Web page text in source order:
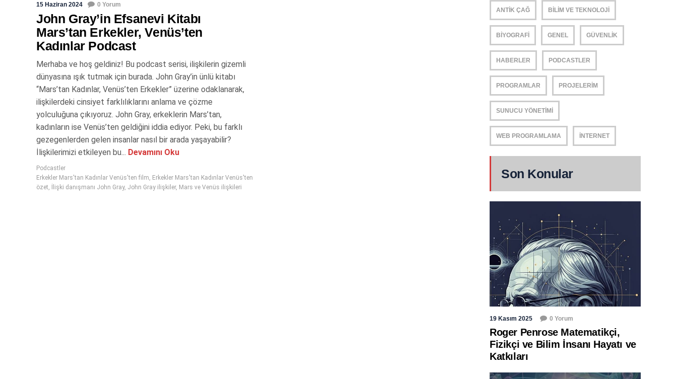
15 Haziran 2024 0 Yorum
John Gray’in Efsanevi Kitabı
Mars’tan Erkekler, Venüs’ten
Kadınlar Podcast
Merhaba ve hoş geldiniz! Bu podcast serisi, ilişkilerin gizemli
dünyasına ışık tutmak için burada. John Gray’in ünlü kitabı
“Mars’tan Kadınlar, Venüs’ten Erkekler” üzerine odaklanarak,
ilişkilerdeki cinsiyet farklılıklarını anlama ve çözme
yolculuğuna çıkıyoruz. John Gray, erkeklerin Mars’tan,
kadınların ise Venüs’ten geldiğini iddia ediyor. Peki, bu farklı
gezegenlerden gelen insanlar nasıl bir arada yaşayabilir?
İlişkilerimizi etkileyen bu... Devamını Oku
Podcastler
Erkekler Mars'tan Kadınlar Venüs'ten film, Erkekler Mars'tan Kadınlar Venüs'ten
özet, İlişki danışmanı John Gray, John Gray ilişkiler, Mars ve Venüs ilişkileri
ANTIK ÇAĞ BILIM VE TEKNOLOJI
BIYOGRAFI GENEL GÜVENLIK
HABERLER PODCASTLER
PROGRAMLAR PROJELERIM
SUNUCU YÖNETIMI
WEB PROGRAMLAMA İNTERNET
Son Konular
19 Kasım 2025 0 Yorum
Roger Penrose Matematikçi,
Fizikçi ve Bilim İnsanı Hayatı ve
Katkıları